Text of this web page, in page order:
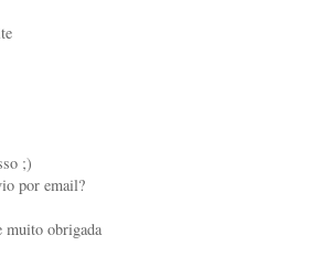
;)
por email?
muito obrigada